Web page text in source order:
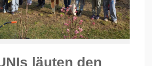
läuten den